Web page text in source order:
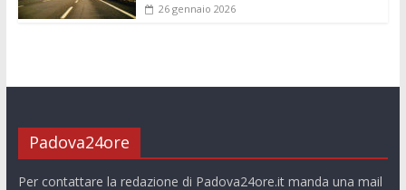
26 gennaio 2026
Padova24ore
Per contattare la redazione di Padova24ore.it manda una mail